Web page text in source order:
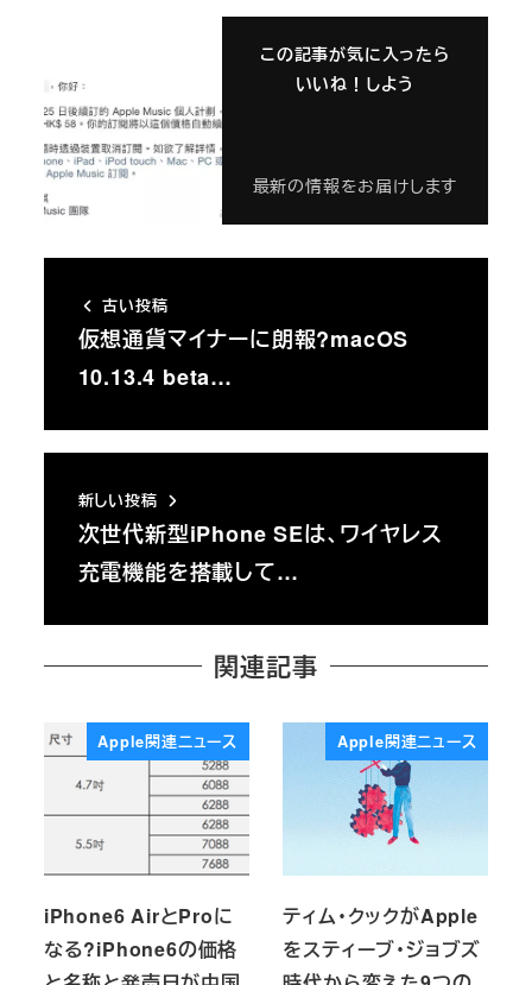
この記事が気に入ったら
いいね！しよう
最新の情報をお届けします
古い投稿
仮想通貨マイナーに朗報?macOS
10.13.4 beta…
新しい投稿
次世代新型iPhone SEは、ワイヤレス
充電機能を搭載して…
関連記事
Apple関連ニュース
iPhone6 AirとProに
なる?iPhone6の価格
Apple関連ニュース
ティム・クックがApple
をスティーブ・ジョブズ